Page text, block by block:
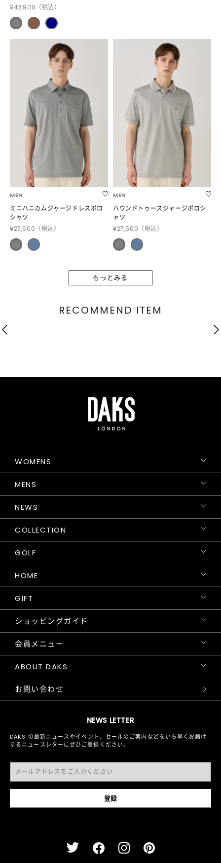
¥42,900 （税込）
MEN
ミニハニカムジャージドレスポロ
シャツ
¥27,500 （税込）
MEN
ハウンドトゥースジャージポロシ
ャツ
¥27,500 （税込）
もっとみる
RECOMMEND ITEM
NEWS LETTER
DAKS の最新ニュースやイベント、セールのご案内などをいち早くお届け
するニュースレターにぜひご登録ください。
WOMENS
MENS
NEWS
COLLECTION
GOLF
HOME
GIFT
ショッピングガイド
会員メニュー
ABOUT DAKS
お問い合わせ